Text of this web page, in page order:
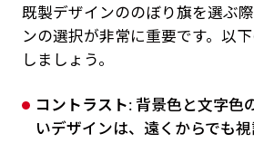
既製デザインののぼり旗を選ぶ
ンの選択が非常に重要です。以
しましょう。
コントラスト: 背景色と文字色
いデザインは、遠くからでも視